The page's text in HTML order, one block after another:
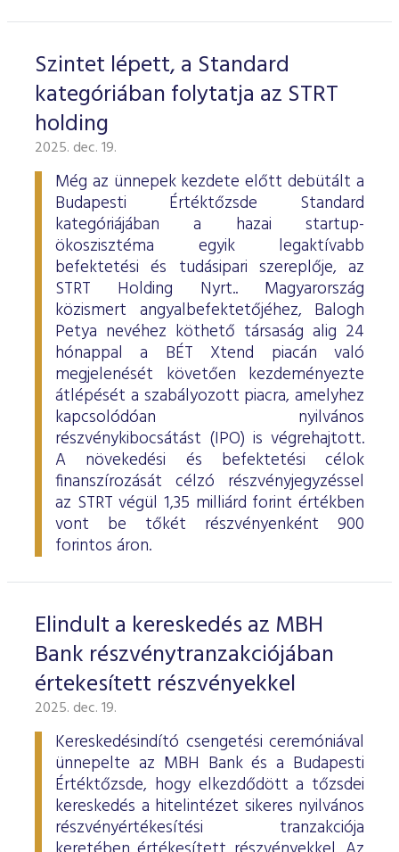
Szintet lépett, a Standard
kategóriában folytatja az STRT
holding
2025. dec. 19.
Még az ünnepek kezdete előtt debütált a
Budapesti Értéktőzsde Standard
kategóriájában a hazai startup-
ökoszisztéma egyik legaktívabb
befektetési és tudásipari szereplője, az
STRT Holding Nyrt.. Magyarország
közismert angyalbefektetőjéhez, Balogh
Petya nevéhez köthető társaság alig 24
hónappal a BÉT Xtend piacán való
megjelenését követően kezdeményezte
átlépését a szabályozott piacra, amelyhez
kapcsolódóan nyilvános
részvénykibocsátást (IPO) is végrehajtott.
A növekedési és befektetési célok
finanszírozását célzó részvényjegyzéssel
az STRT végül 1,35 milliárd forint értékben
vont be tőkét részvényenként 900
forintos áron.
Elindult a kereskedés az MBH
Bank részvénytranzakciójában
értekesített részvényekkel
2025. dec. 19.
Kereskedésindító csengetési ceremóniával
ünnepelte az MBH Bank és a Budapesti
Értéktőzsde, hogy elkezdődött a tőzsdei
kereskedés a hitelintézet sikeres nyilvános
részvényértékesítési tranzakciója